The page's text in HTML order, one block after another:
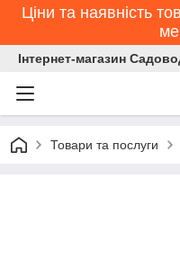
Ціни та наявність
Інтернет-магазин
Товари та послуги